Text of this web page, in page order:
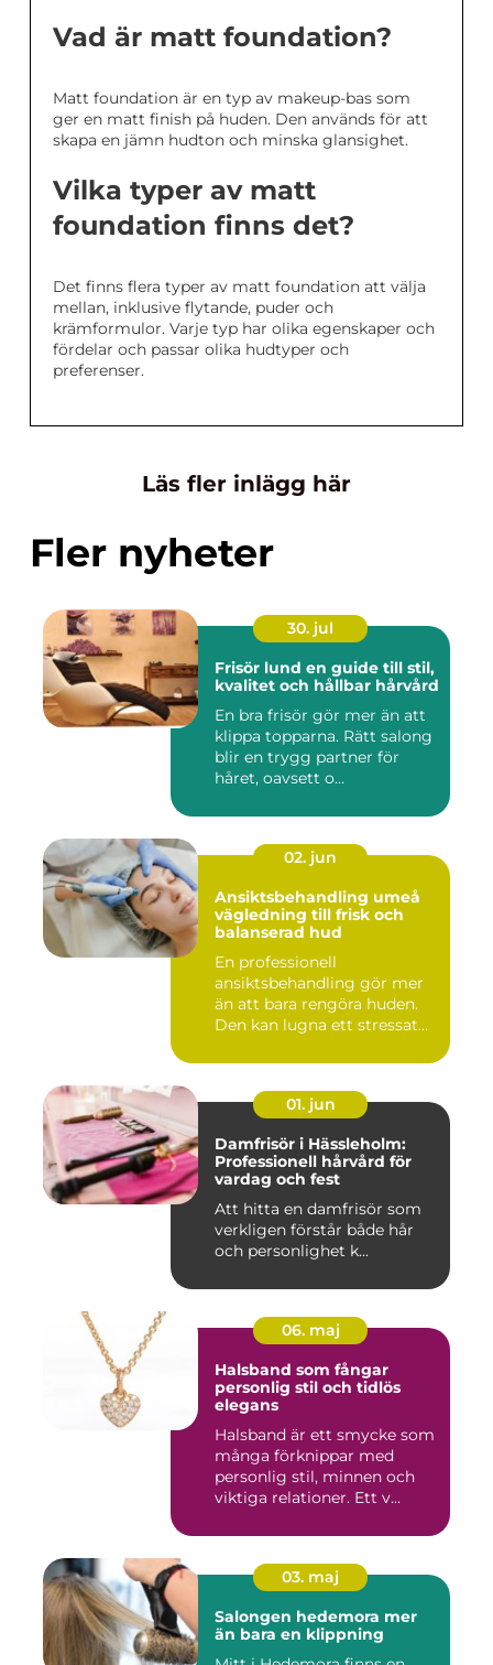
Vad är matt foundation?
Matt foundation är en typ av makeup-bas som
ger en matt finish på huden. Den används för att
skapa en jämn hudton och minska glansighet.
Vilka typer av matt
foundation finns det?
Det finns flera typer av matt foundation att välja
mellan, inklusive flytande, puder och
krämformulor. Varje typ har olika egenskaper och
fördelar och passar olika hudtyper och
preferenser.
Läs fler inlägg här
Fler nyheter
30. jul
Frisör lund en guide till stil,
kvalitet och hållbar hårvård
En bra frisör gör mer än att
klippa topparna. Rätt salong
blir en trygg partner för
håret, oavsett o...
02. jun
Ansiktsbehandling umeå
vägledning till frisk och
balanserad hud
En professionell
ansiktsbehandling gör mer
än att bara rengöra huden.
Den kan lugna ett stressat
01. jun
Damfrisör i Hässleholm:
Professionell hårvård för
vardag och fest
Att hitta en damfrisör som
verkligen förstår både hår
och personlighet k...
06. maj
Halsband som fångar
personlig stil och tidlös
elegans
Halsband är ett smycke som
många förknippar med
personlig stil, minnen och
viktiga relationer. Ett v...
03. maj
Salongen hedemora mer
än bara en klippning